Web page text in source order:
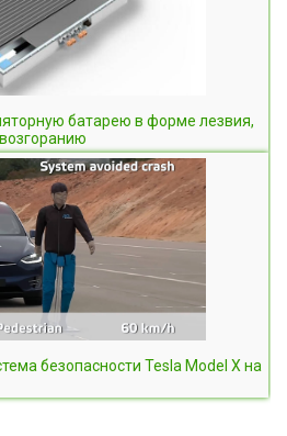
батарею в форме лезвия,
безопасности Tesla Model X на